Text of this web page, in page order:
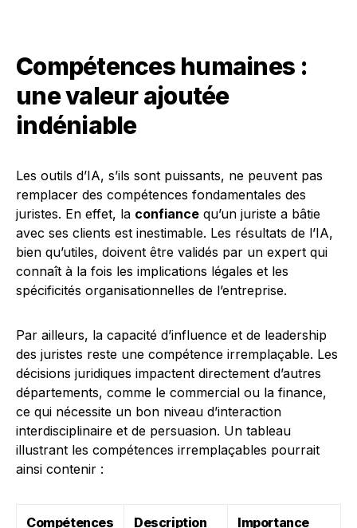
Compétences humaines :
une valeur ajoutée
indéniable
Les outils d’IA, s’ils sont puissants, ne peuvent pas
remplacer des compétences fondamentales des
juristes. En effet, la confiance qu’un juriste a bâtie
avec ses clients est inestimable. Les résultats de l’IA,
bien qu’utiles, doivent être validés par un expert qui
connaît à la fois les implications légales et les
spécificités organisationnelles de l’entreprise.
Par ailleurs, la capacité d’influence et de leadership
des juristes reste une compétence irremplaçable. Les
décisions juridiques impactent directement d’autres
départements, comme le commercial ou la finance,
ce qui nécessite un bon niveau d’interaction
interdisciplinaire et de persuasion. Un tableau
illustrant les compétences irremplaçables pourrait
ainsi contenir :
Compétences Description Importance